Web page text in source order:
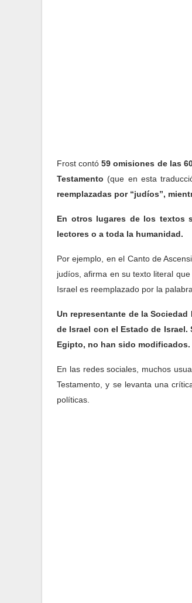
Frost contó59 omisiones de las
Testamento (que en esta
reemplazadas por “judíos”,
En otros lugares de los textos
lectores o a toda la humanidad.
Por ejemplo, en el Canto de
judíos, afirma en su texto literal
Israel es reemplazado por la
Un representante de la
de Israel con el Estado de
Egipto, no han sido modificados.
En las redes sociales, muchos
Testamento, y se levanta una
políticas.